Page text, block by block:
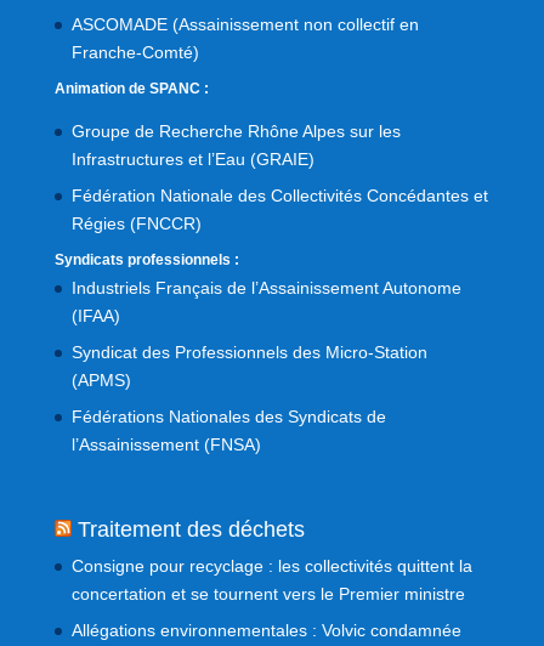
ASCOMADE (Assainissement non collectif en
Franche-Comté)
Animation de SPANC :
Groupe de Recherche Rhône Alpes sur les
Infrastructures et l’Eau (GRAIE)
Fédération Nationale des Collectivités Concédantes et
Régies (FNCCR)
Syndicats professionnels :
Industriels Français de l’Assainissement Autonome
(IFAA)
Syndicat des Professionnels des Micro-Station
(APMS)
Fédérations Nationales des Syndicats de
l’Assainissement (FNSA)
Traitement des déchets
Consigne pour recyclage : les collectivités quittent la
concertation et se tournent vers le Premier ministre
Allégations environnementales : Volvic condamnée